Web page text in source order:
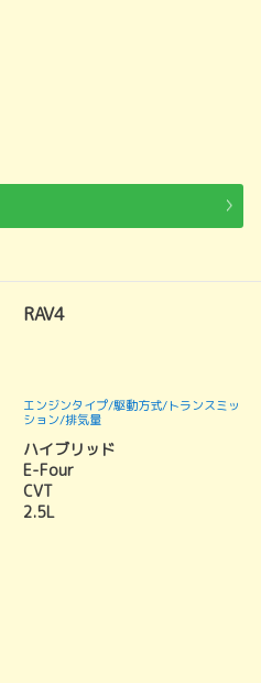
RAV4
エンジンタイプ/駆動方式/トランスミッ
ション/排気量
ハイブリッド
E-Four
CVT
2.5L